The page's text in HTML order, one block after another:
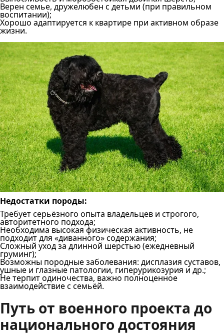
Верен семье, дружелюбен с детьми (при правильном
воспитании);
Хорошо адаптируется к квартире при активном образе
жизни.
Недостатки породы:
Требует серьёзного опыта владельцев и строгого,
авторитетного подхода;
Необходима высокая физическая активность, не
подходит для «диванного» содержания;
Сложный уход за длинной шерстью (ежедневный
груминг);
Возможны породные заболевания: дисплазия суставов,
ушные и глазные патологии, гиперурикозурия и др.;
Не терпит одиночества, важно полноценное
взаимодействие с семьёй.
Путь от военного проекта до
национального достояния